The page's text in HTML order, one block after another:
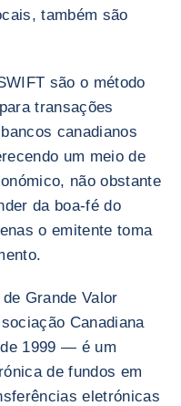
também são
são o método
transações
canadianos
um meio de
não obstante
da boa-fé do
o emitente toma
Grande Valor
Canadiana
1999 — é um
de fundos em
eletrónicas